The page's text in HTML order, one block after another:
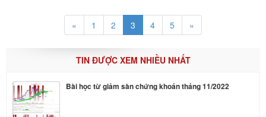
« 1 2 3 4 5 »
TIN ĐƯỢC XEM NHIỀU NHẤT
Bài học từ giảm sàn chứng khoán tháng 11/2022